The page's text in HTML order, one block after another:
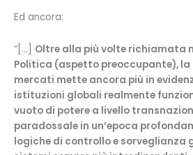
Ed ancora:
“[…] Oltre alla più volte richiamata
Politica (aspetto preoccupante), la
mercati mette ancora più in
istituzioni globali realmente
vuoto di potere a livello
paradossale in un’epoca
logiche di controllo e sorveglianza